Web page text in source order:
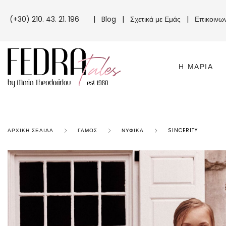
(+30) 210. 43. 21. 196 | Blog | Σχετικά με Εμάς |
Η ΜΑΡΊΑ
ΑΡΧΙΚΉ ΣΕΛΊΔΑ ΓΆΜΟΣ ΝΥΦΙΚΆ SINCERITY